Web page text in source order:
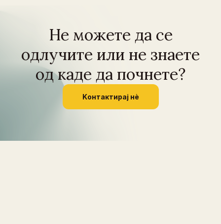
Не можете да се
одлучите или не знаете
од каде да почнете?
Kонтактирај нѐ